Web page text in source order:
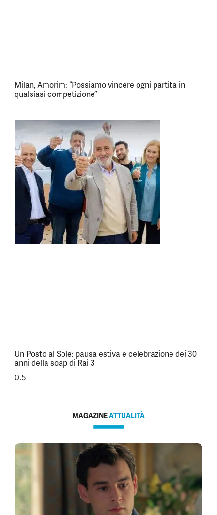
Milan, Amorim: “Possiamo vincere ogni partita in
qualsiasi competizione”
Un Posto al Sole: pausa estiva e celebrazione dei 30
anni della soap di Rai 3
MAGAZINEATTUALITÀ